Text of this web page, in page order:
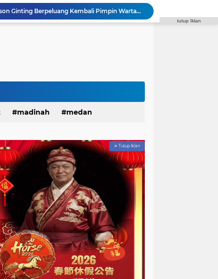
Dukungan Menguat, Edison Ginting Berpeluang Kembali Pimpin Wartawan Pemko Medan
Sahur On The Road, Wujud Kepedulian Personel Batalyon A Pelopor Satuan Brimob Polda Sumut di Dini Hari Ramadhan
Rakornispen TNI 2026 Tingkatkan Silaturahmi dan Sinergi dalam Menghadapi Perang Informasi
madinah medan
✕ Tutup Iklan
tutup Iklan